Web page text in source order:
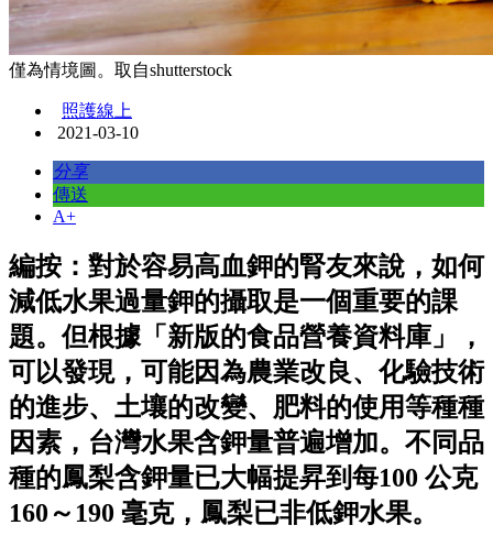
僅為情境圖。取自shutterstock
照護線上
2021-03-10
分享
傳送
A+
編按：對於容易高血鉀的腎友來說，如何
減低水果過量鉀的攝取是一個重要的課
題。但根據「新版的食品營養資料庫」，
可以發現，可能因為農業改良、化驗技術
的進步、土壤的改變、肥料的使用等種種
因素，台灣水果含鉀量普遍增加。不同品
種的鳳梨含鉀量已大幅提昇到每100 公克
160～190 毫克，鳳梨已非低鉀水果。